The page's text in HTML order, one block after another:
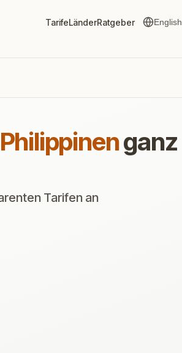
TarifeLänderRatgeber English
Philippinenganz
Tarifen an